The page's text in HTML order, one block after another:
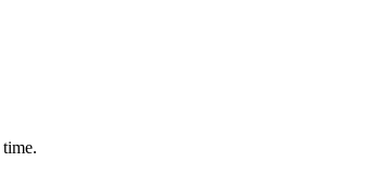
time.